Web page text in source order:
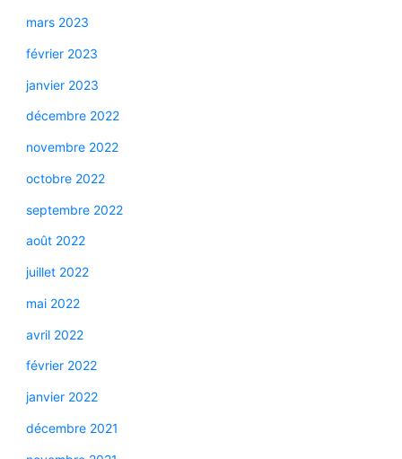
mars 2023
février 2023
janvier 2023
décembre 2022
novembre 2022
octobre 2022
septembre 2022
août 2022
juillet 2022
mai 2022
avril 2022
février 2022
janvier 2022
décembre 2021